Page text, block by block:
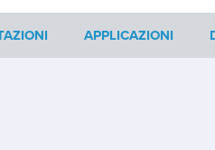
APPLICAZIONI